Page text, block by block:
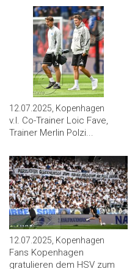
12.07.2025, Kopenhagen
v.l. Co-Trainer Loic Fave,
Trainer Merlin Polzi...
12.07.2025, Kopenhagen
Fans Kopenhagen
gratulieren dem HSV zum